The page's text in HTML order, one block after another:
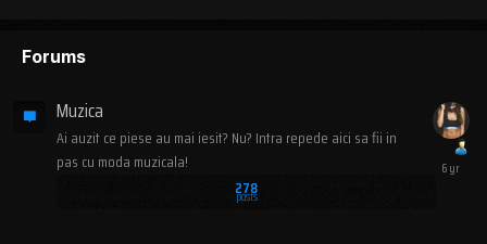
Forums
Muzica
Ai auzit ce piese au mai iesit? Nu? Intra repede aici sa fii in
pas cu moda muzicala!
278
posts